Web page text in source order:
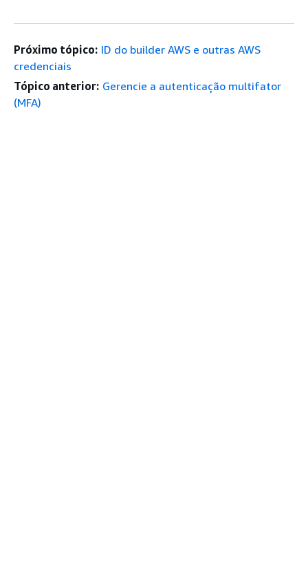
Próximo tópico: ID do builder AWS e outras AWS
credenciais
Tópico anterior: Gerencie a autenticação multifator
(MFA)